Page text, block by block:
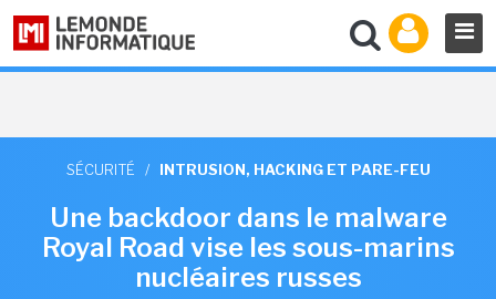
SÉCURITÉ / INTRUSION, HACKING ET PARE-FEU
Une backdoor dans le malware
Royal Road vise les sous-marins
nucléaires russes